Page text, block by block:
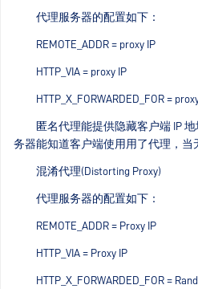
代理服务器的配置如下：
REMOTE_ADDR = proxy IP
HTTP_VIA = proxy IP
HTTP_X_FORWARDED_FOR =
匿名代理能提供隐藏客户端 IP 地
务器能知道客户端使用用了代理，当
混淆代理(Distorting Proxy)
代理服务器的配置如下：
REMOTE_ADDR = Proxy IP
HTTP_VIA = Proxy IP
HTTP_X_FORWARDED_FOR =